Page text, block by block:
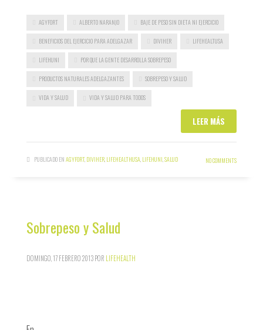
AGYFORT ALBERTO NARANJO BAJE DE PESO SIN DIETA NI EJERCICIO
BENEFICIOS DEL EJERCICIO PARA ADELGAZAR DIVIHER LIFEHEALTUSA
LIFEHUNI POR QUE LA GENTE DESARROLLA SOBREPESO
PRODUCTOS NATURALES ADELGAZANTES SOBREPESO Y SALUD
VIDA Y SALUD VIDA Y SALUD PARA TODOS
LEER MÁS
PUBLICADO EN AGYFORT, DIVIHER LIFEHEALTHUSA LIFEHUNI SALUD NO COMMENTS
Sobrepeso y Salud
DOMINGO, 17 FEBRERO 2013POR LIFEHEALTH